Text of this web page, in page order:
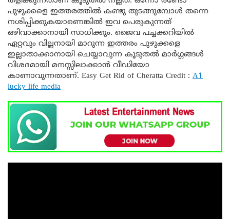
പുഴുക്കളെ ഇത്തരത്തിൽ കണ്ടു തുടങ്ങുമ്പോൾ തന്നെ
നശിപ്പിക്കുകയാണെങ്കിൽ ഇവ പെരുകുന്നത്
ഒഴിവാക്കാനായി സാധിക്കും. ജൈവ പച്ചക്കറിയിൽ
ഏറ്റവും വില്ലനായി മാറുന്ന ഇത്തരം പുഴുക്കളെ
ഇല്ലാതാക്കാനായി ചെയ്യാവുന്ന കൂടുതൽ മാർഗ്ഗങ്ങൾ
വിശദമായി മനസ്സിലാക്കാൻ വീഡിയോ
കാണാവുന്നതാണ്. Easy Get Rid of Cheratta Credit : A1
lucky life media